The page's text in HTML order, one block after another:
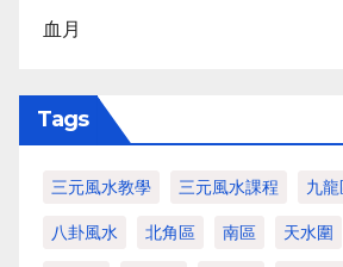
血月
Tags
三元風水教學 三元風水課程 九龍
八卦風水 北角區 南區 天水圍